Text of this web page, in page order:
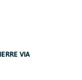
VIA